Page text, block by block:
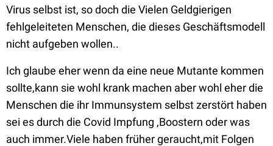
Virus selbst ist, so doch die Vielen Geldgierigen
fehlgeleiteten Menschen, die dieses Geschäftsmodell
nicht aufgeben wollen..
Ich glaube eher wenn da eine neue Mutante kommen
sollte,kann sie wohl krank machen aber wohl eher die
Menschen die ihr Immunsystem selbst zerstört haben
sei es durch die Covid Impfung ,Boostern oder was
auch immer.Viele haben früher geraucht,mit Folgen